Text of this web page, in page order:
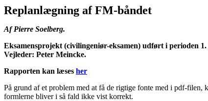
Replanlægning af FM-båndet
Af Pierre Soelberg.
Eksamensprojekt (civilingeniør-eksamen) udført i perioden 1.
Vejleder: Peter Meincke.
Rapporten kan læses her
På grund af et problem med at få de rigtige fonte med i pdf-filen,
formlerne bliver i så fald ikke vist korrekt.